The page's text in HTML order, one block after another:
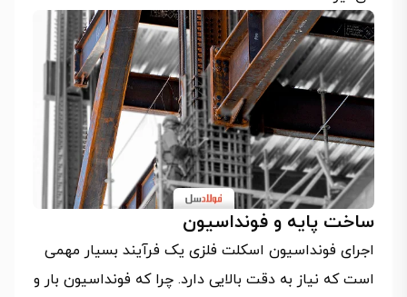
ساخت پایه و فونداسیون
اجرای فونداسیون اسکلت فلزی یک فرآیند بسیار مهمی
است که نیاز به دقت بالایی دارد. چرا که فونداسیون بار و